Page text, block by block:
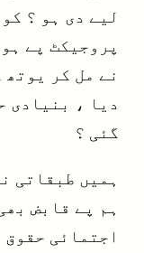
لیے دی ہو ؟
پروجیکٹ پے
نے مل کر یوتھ
دیا ، بنیادی
گئی ؟
ہمیں طبقاتی
ہم پے قابض
اجتمائی